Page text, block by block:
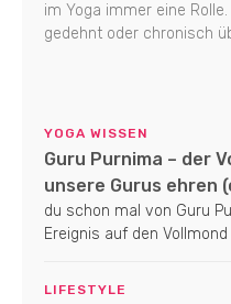
im Yoga immer eine
gedehnt oder chronisch
YOGA WISSEN
Guru Purnima – der
unsere Gurus ehren
du schon mal von Guru
Ereignis auf den
LIFESTYLE